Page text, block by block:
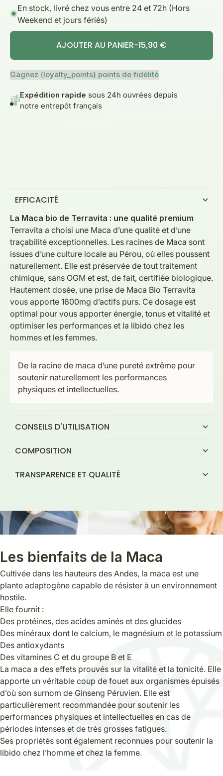
En stock, livré chez vous entre 24 et 72h (Hors
Weekend et jours fériés)
AJOUTER AU PANIER-15,90 €
Gagnez {loyalty_points} points de fidélité
Expédition rapide sous 24h ouvrées depuis
notre entrepôt français
EFFICACITÉ
La Maca bio de Terravita : une qualité premium
Terravita a choisi une Maca d’une qualité et d’une
traçabilité exceptionnelles. Les racines de Maca sont
issues d’une culture locale au Pérou, où elles poussent
naturellement. Elle est préservée de tout traitement
chimique, sans OGM et est, de fait, certifiée biologique.
Hautement dosée, une prise de Maca Bio Terravita
vous apporte 1600mg d’actifs purs. Ce dosage est
optimal pour vous apporter énergie, tonus et vitalité et
optimiser les performances et la libido chez les
hommes et les femmes.
De la racine de maca d’une pureté extrême pour
soutenir naturellement les performances
physiques et intellectuelles.
CONSEILS D'UTILISATION
COMPOSITION
TRANSPARENCE ET QUALITÉ
Les bienfaits de la Maca
Cultivée dans les hauteurs des Andes, la maca est une
plante adaptogène capable de résister à un environnement
hostile.
Elle fournit :
Des protéines, des acides aminés et des glucides
Des minéraux dont le calcium, le magnésium et le potassium
Des antioxydants
Des vitamines C et du groupe B et E
La maca a des effets prouvés sur la vitalité et la tonicité. Elle
apporte un véritable coup de fouet aux organismes épuisés
d’où son surnom de Ginseng Péruvien. Elle est
particulièrement recommandée pour soutenir les
performances physiques et intellectuelles en cas de
périodes intenses et de très grosses fatigues.
Ses propriétés sont également reconnues pour soutenir la
libido chez l’homme et chez la femme.